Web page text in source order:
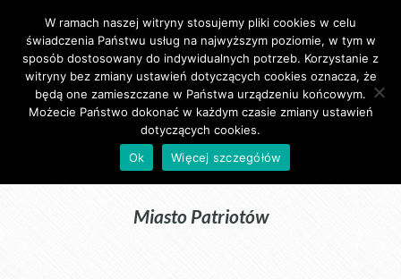
Primary Menu
Pleszew
Miasto Patriotów
W ramach naszej witryny stosujemy pliki cookies w celu
świadczenia Państwu usług na najwyższym poziomie, w tym w
sposób dostosowany do indywidualnych potrzeb. Korzystanie z
witryny bez zmiany ustawień dotyczących cookies oznacza, że
będą one zamieszczane w Państwa urządzeniu końcowym.
Możecie Państwo dokonać w każdym czasie zmiany ustawień
dotyczących cookies.
Ok
Więcej szczegółów